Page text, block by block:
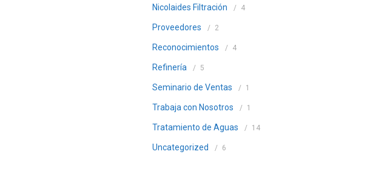
Nicolaides Filtración 4
Proveedores 2
Reconocimientos 4
Refinería 5
Seminario de Ventas 1
Trabaja con Nosotros 1
Tratamiento de Aguas 14
Uncategorized 6